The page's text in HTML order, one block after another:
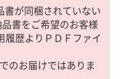
書が同梱されていない
書をご希望のお客様
履歴よりＰＤＦファイ
のお届けではありま